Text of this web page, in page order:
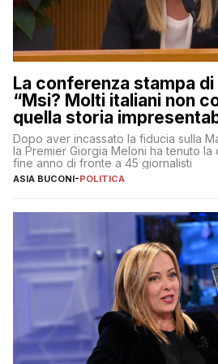
La conferenza stampa
“Msi? Molti italiani non
quella storia
al 25 aprile”
Dopo aver incassato la fiducia sulla
la Premier Giorgia Meloni ha tenuto
fine anno di fronte a 45 giornalisti
ASIA BUCONI-POLITICA